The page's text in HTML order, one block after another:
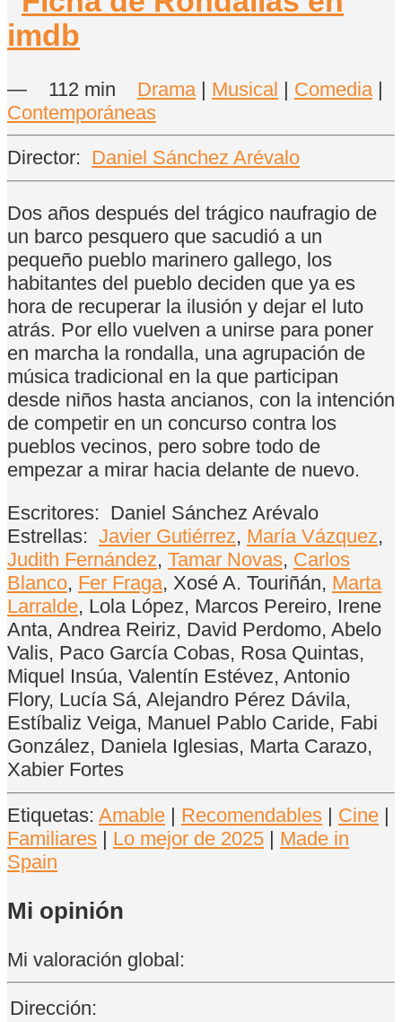
— 112 min Drama| Musical | Comedia|
Contemporáneas
Director: Daniel Sánchez Arévalo
Dos años después del trágico naufragio de
un barco pesquero que sacudió a un
pequeño pueblo marinero gallego, los
habitantes del pueblo deciden que ya es
hora de recuperar la ilusión y dejar el luto
atrás. Por ello vuelven a unirse para poner
en marcha la rondalla, una agrupación de
música tradicional en la que participan
desde niños hasta ancianos, con la intención
de competir en un concurso contra los
pueblos vecinos, pero sobre todo de
empezar a mirar hacia delante de nuevo.
Escritores: Daniel Sánchez Arévalo
Estrellas: Javier Gutiérrez, María Vázquez,
Judith Fernández, Tamar Novas, Carlos
Blanco, Fer Fraga, Xosé A. Touriñán, Marta
Larralde, Lola López, Marcos Pereiro, Irene
Anta, Andrea Reiriz, David Perdomo, Abelo
Valis, Paco García Cobas, Rosa Quintas,
Miquel Insúa, Valentín Estévez, Antonio
Flory, Lucía Sá, Alejandro Pérez Dávila,
Estíbaliz Veiga, Manuel Pablo Caride, Fabi
González, Daniela Iglesias, Marta Carazo,
Xabier Fortes
Etiquetas: Amable | Recomendables | Cine |
Familiares | Lo mejor de 2025 | Made in
Spain
Mi opinión
Mi valoración global:
Dirección: